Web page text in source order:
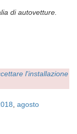
di autovetture.
l'installazione
agosto